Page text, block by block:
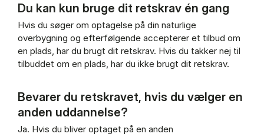
Du kan kun bruge dit retskrav én gang
Hvis du søger om optagelse på din naturlige
overbygning og efterfølgende accepterer et tilbud om
en plads, har du brugt dit retskrav. Hvis du takker nej til
tilbuddet om en plads, har du ikke brugt dit retskrav.
Bevarer du retskravet, hvis du vælger en
anden uddannelse?
Ja. Hvis du bliver optaget på en anden